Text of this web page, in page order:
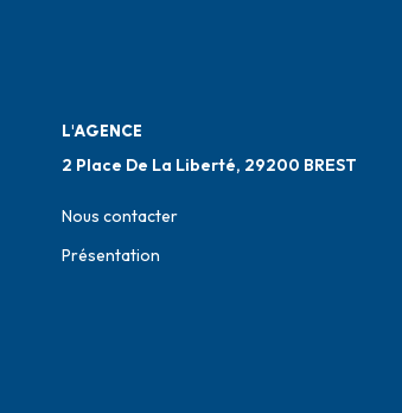
L'AGENCE
2 Place De La Liberté, 29200 BREST
Nous contacter
Présentation